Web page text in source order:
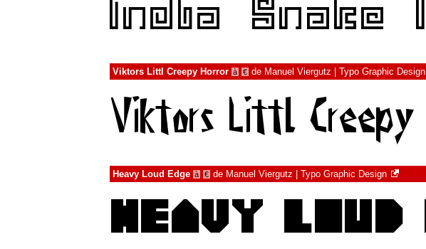
Viktors Littl Creepy Horror à € de Manuel Viergutz | Typo Graphic Design
Heavy Loud Edge à € de Manuel Viergutz | Typo Graphic Design